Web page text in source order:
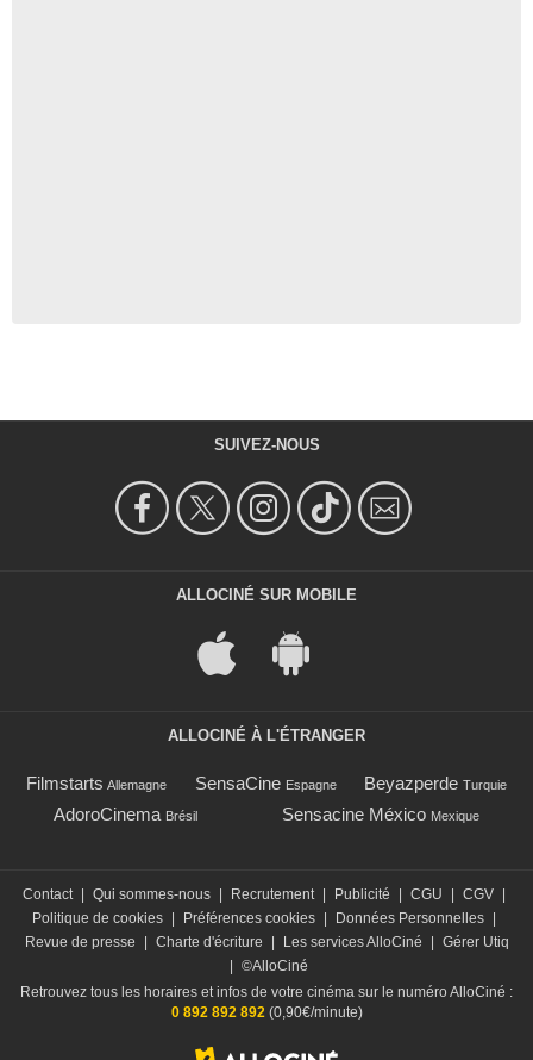
SUIVEZ-NOUS
ALLOCINÉ SUR MOBILE
ALLOCINÉ À L'ÉTRANGER
Filmstarts Allemagne SensaCine Espagne Beyazperde Turquie
AdoroCinema Brésil Sensacine México Mexique
Contact Qui sommes-nous Recrutement Publicité CGU CGV
Politique de cookies
Préférences cookies Données Personnelles
Revue de presse
Charte d'écriture Les services AlloCiné
Gérer Utiq
©AlloCiné
Retrouvez tous les horaires et infos de votre cinéma sur le numéro AlloCiné :
0 892 892 892(0,90€/minute)